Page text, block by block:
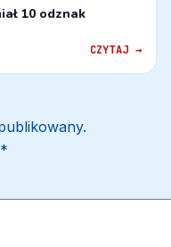
10 odznak
CZYTAJ →
*